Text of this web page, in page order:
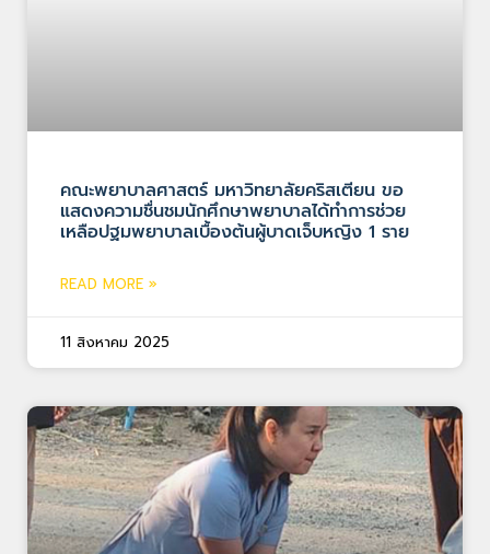
คณะพยาบาลศาสตร์ มหาวิทยาลัยคริสเตียน ขอ
แสดงความชื่นชมนักศึกษาพยาบาลได้ทำการช่วย
เหลือปฐมพยาบาลเบื้องต้นผู้บาดเจ็บหญิง 1 ราย
READ MORE »
11 สิงหาคม 2025